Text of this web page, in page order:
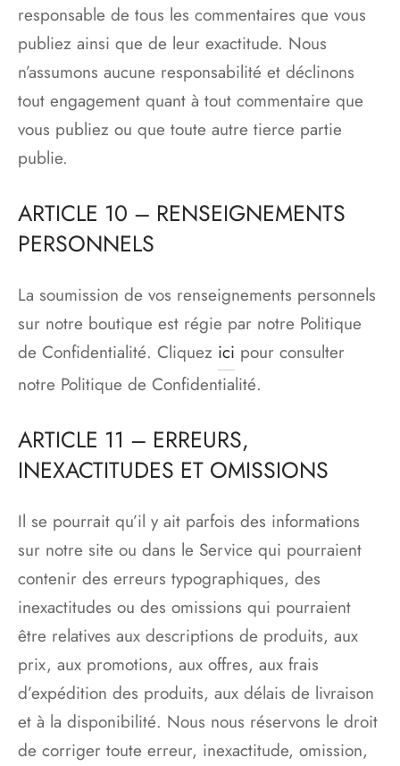
responsable de tous les commentaires que vous
publiez ainsi que de leur exactitude. Nous
n’assumons aucune responsabilité et déclinons
tout engagement quant à tout commentaire que
vous publiez ou que toute autre tierce partie
publie.
ARTICLE 10 – RENSEIGNEMENTS
PERSONNELS
La soumission de vos renseignements personnels
sur notre boutique est régie par notre Politique
de Confidentialité. Cliquez ici pour consulter
notre Politique de Confidentialité.
ARTICLE 11 – ERREURS,
INEXACTITUDES ET OMISSIONS
Il se pourrait qu’il y ait parfois des informations
sur notre site ou dans le Service qui pourraient
contenir des erreurs typographiques, des
inexactitudes ou des omissions qui pourraient
être relatives aux descriptions de produits, aux
prix, aux promotions, aux offres, aux frais
d’expédition des produits, aux délais de livraison
et à la disponibilité. Nous nous réservons le droit
de corriger toute erreur, inexactitude, omission,